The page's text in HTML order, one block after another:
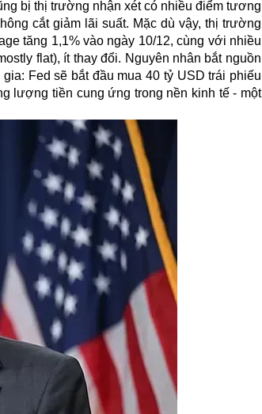
bị thị trường nhận xét có nhiều điểm tương
cắt giảm lãi suất. Mặc dù vậy, thị trường
tăng 1,1% vào ngày 10/12, cùng với nhiều
flat), ít thay đổi. Nguyên nhân bắt nguồn
Fed sẽ bắt đầu mua 40 tỷ USD trái phiếu
lượng tiền cung ứng trong nền kinh tế - một